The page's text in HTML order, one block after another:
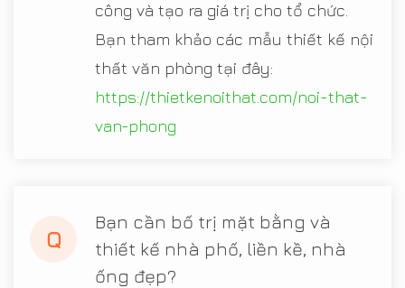
công và tạo ra giá trị cho tổ chức.
Bạn tham khảo các mẫu thiết kế nội
thất văn phòng tại đây:
https://thietkenoithat.com/noi-that-
van-phong
Q
Bạn cần bố trị mặt bằng và
thiết kế nhà phố, liền kề, nhà
ống đẹp?